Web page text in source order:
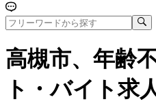
高槻市、年齢
ト・バイト求